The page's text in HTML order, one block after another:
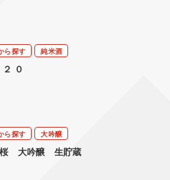
ら探す
純米酒
０
ら探す
大吟醸
桜 大吟醸 生貯蔵